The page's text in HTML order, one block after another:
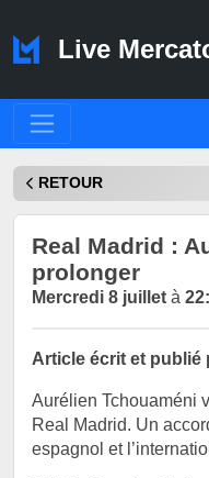
Live
RETOUR
Real Madrid :
prolonger
Mercredi 8 juillet à
Article écrit et publié
Aurélien Tchouaméni
Real Madrid. Un
espagnol et